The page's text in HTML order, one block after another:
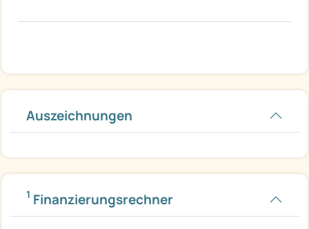
Auszeichnungen
1 Finanzierungsrechner